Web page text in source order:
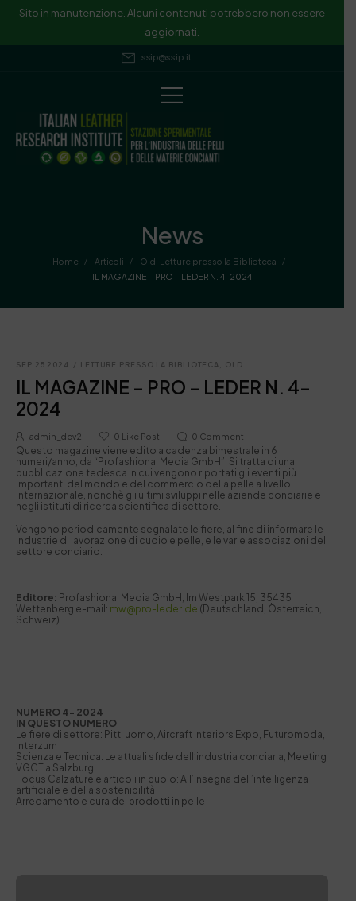
Sito in manutenzione. Alcuni contenuti potrebbero non essere
aggiornati.
ssip@ssip.it
News
Home / Articoli / Old Letture presso la Biblioteca
/
IL MAGAZINE – PRO – LEDER N. 4-2024
SEP 25 2024 / LETTURE PRESSO LA BIBLIOTECA, OLD
IL MAGAZINE – PRO – LEDER N. 4-
2024
admin_dev2 0 Like Post 0 Comment
Questo magazine viene edito a cadenza bimestrale in 6
numeri/anno, da “Profashional Media GmbH”. Si tratta di una
pubblicazione tedesca in cui vengono riportati gli eventi più
importanti del mondo e del commercio della pelle a livello
internazionale, nonchè gli ultimi sviluppi nelle aziende conciarie e
negli istituti di ricerca scientifica di settore.
Vengono periodicamente segnalate le fiere, al fine di informare le
industrie di lavorazione di cuoio e pelle, e le varie associazioni del
settore conciario.
Editore: Profashional Media GmbH, Im Westpark 15, 35435
Wettenberg e-mail: mw@pro-leder.de (Deutschland, Österreich,
Schweiz)
NUMERO 4- 2024
IN QUESTO NUMERO
Le fiere di settore: Pitti uomo, Aircraft Interiors Expo, Futuromoda,
Interzum
Scienza e Tecnica: Le attuali sfide dell’industria conciaria, Meeting
VGCT a Salzburg
Focus Calzature e articoli in cuoio: All’insegna dell’intelligenza
artificiale e della sostenibilità
Arredamento e cura dei prodotti in pelle